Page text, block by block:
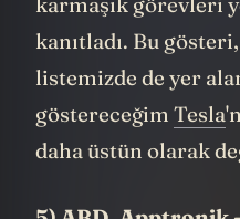
karmaşık görevleri
kanıtladı. Bu
listemizde de yer
göstereceğimTesla